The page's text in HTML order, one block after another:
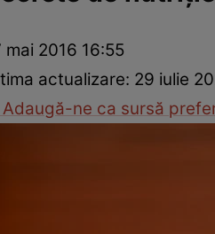
personalăCasă și
mai 2016 16:55
actualizare: 29 iulie
Adaugă-ne ca sursă